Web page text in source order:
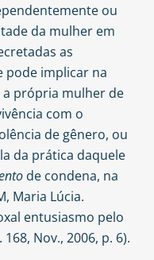
ou
da mulher em
as
pode implicar na
própria mulher de
com o
de gênero, ou
da prática daquele
de condena, na
Maria Lúcia.
entusiasmo pelo
168, Nov., 2006, p. 6).